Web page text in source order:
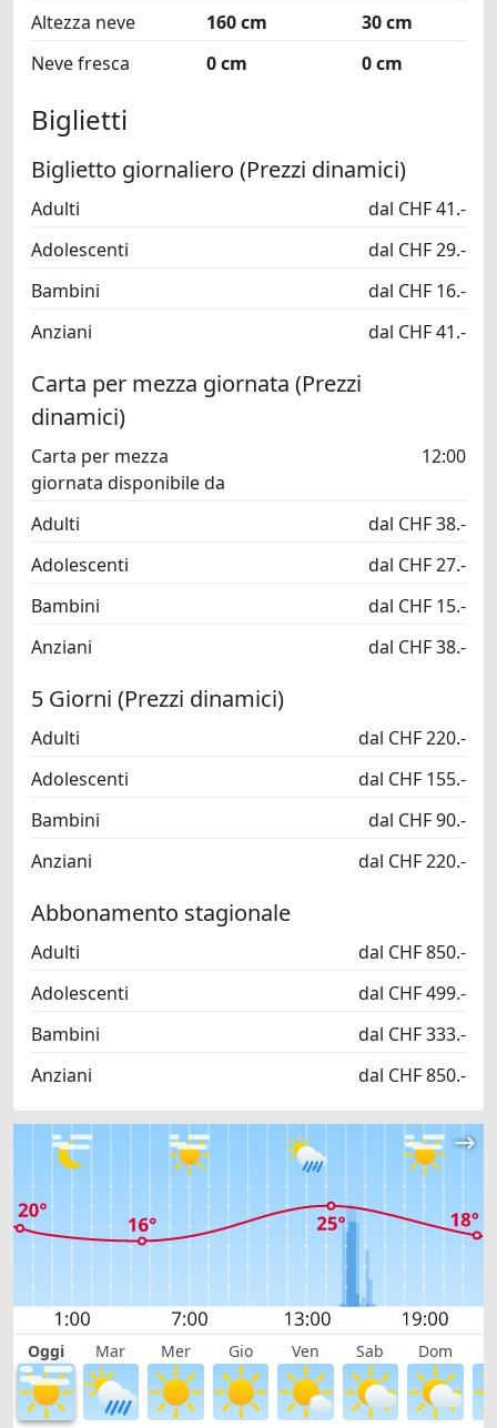
Altezza neve
160 cm
30 cm
Neve fresca
0 cm 0 cm
Biglietti
Biglietto giornaliero (Prezzi dinamici)
Adulti
dal CHF 41.-
Adolescenti
dal CHF 29.-
Bambini
dal CHF 16.-
Anziani
dal CHF 41.-
Carta per mezza giornata (Prezzi
dinamici)
Carta per mezza
giornata disponibile da
12:00
Adulti
dal CHF 38.-
Adolescenti
dal CHF 27.-
Bambini
dal CHF 15.-
Anziani
dal CHF 38.-
5 Giorni (Prezzi dinamici)
Adulti
dal CHF 220.-
Adolescenti
dal CHF 155.-
Bambini
dal CHF 90.-
Anziani
dal CHF 220.-
Abbonamento stagionale
Adulti
dal CHF 850.-
Adolescenti
dal CHF 499.-
Bambini
dal CHF 333.-
Anziani
dal CHF 850.-
Oggi Mar Mer Gio Ven Sab Dom